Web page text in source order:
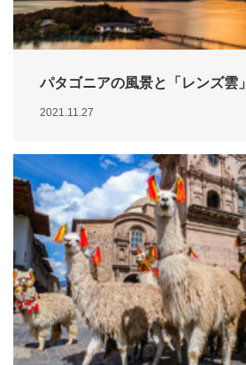
パタゴニアの風景と「レンズ雲」
2021.11.27